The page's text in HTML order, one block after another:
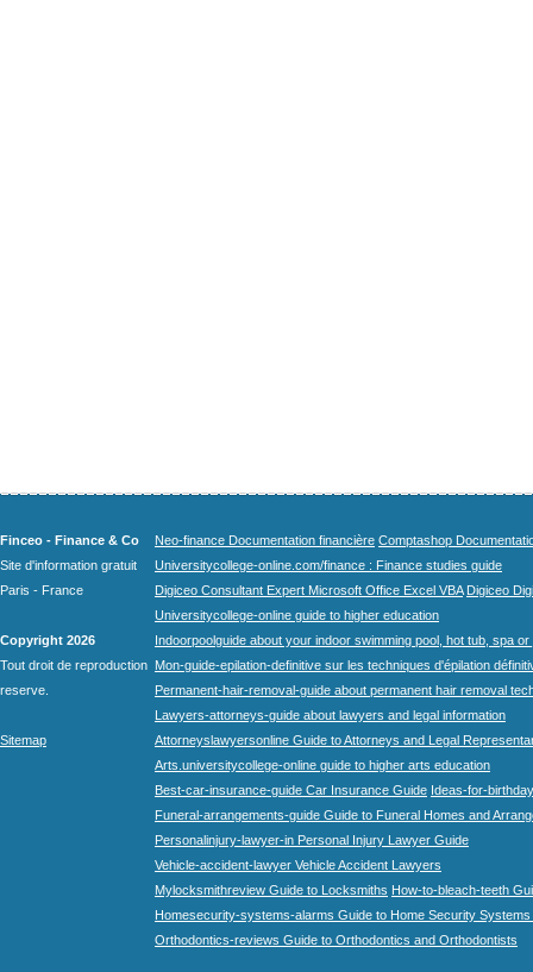
Finceo - Finance & Co
Site d'information gratuit
Paris - France
Copyright 2026
Tout droit de reproduction
reserve.
Sitemap
Neo-finance Documentation financière Comptashop
Universitycollege-online.com/finance : Finance studies guide
Digiceo Consultant Expert Microsoft Office Excel VBA Digiceo
Universitycollege-online guide to higher education
Indoorpoolguide about your indoor swimming pool, hot tub, spa
Mon-guide-epilation-definitive sur les techniques d'épilation
Permanent-hair-removal-guide about permanent hair removal
Lawyers-attorneys-guide about lawyers and legal information
Attorneyslawyersonline Guide to Attorneys and Legal
Arts.universitycollege-online guide to higher arts education
Best-car-insurance-guide Car Insurance Guide Ideas-for-
Funeral-arrangements-guide Guide to Funeral Homes and
Personalinjury-lawyer-in Personal Injury Lawyer Guide
Vehicle-accident-lawyer Vehicle Accident Lawyers
Mylocksmithreview Guide to Locksmiths How-to-bleach-teeth
Homesecurity-systems-alarms Guide to Home Security Systems
Orthodontics-reviews Guide to Orthodontics and Orthodontists